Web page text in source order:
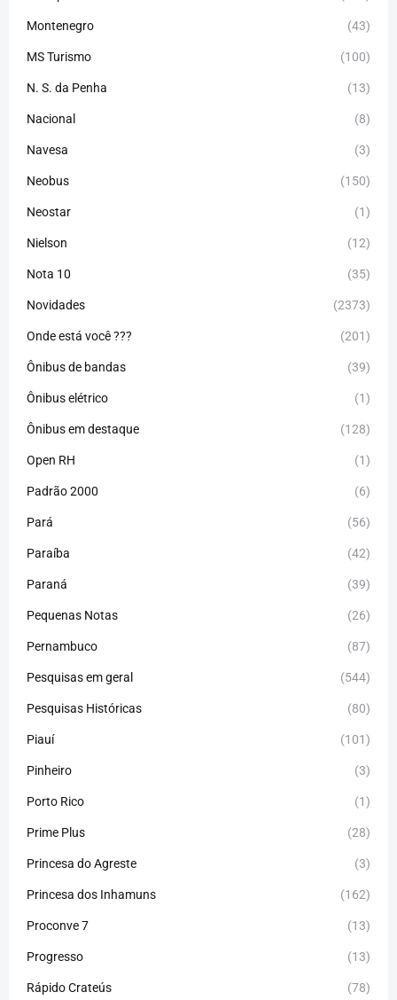
Montenegro (43)
MS Turismo (100)
N. S. da Penha (13)
Nacional (8)
Navesa (3)
Neobus (150)
Neostar (1)
Nielson (12)
Nota 10 (35)
Novidades (2373)
Onde está você ??? (201)
Ônibus de bandas (39)
Ônibus elétrico (1)
Ônibus em destaque (128)
Open RH (1)
Padrão 2000 (6)
Pará (56)
Paraíba (42)
Paraná (39)
Pequenas Notas (26)
Pernambuco (87)
Pesquisas em geral (544)
Pesquisas Históricas (80)
Piauí (101)
Pinheiro (3)
Porto Rico (1)
Prime Plus (28)
Princesa do Agreste (3)
Princesa dos Inhamuns (162)
Proconve 7 (13)
Progresso (13)
Rápido Crateús (78)